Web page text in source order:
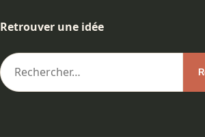
Retrouver une idée